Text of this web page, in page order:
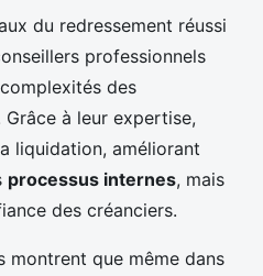
du redressement réussi
professionnels
des
Grâce à leur expertise,
liquidation, améliorant
processus internes, mais
des créanciers.
montrent que même dans